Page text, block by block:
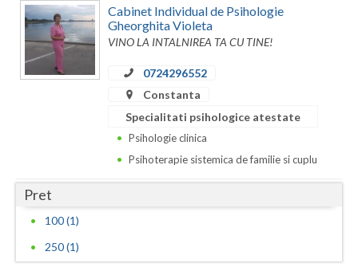
Hunedoara
Ialomita
Iasi
Mures
Olt
Cabinet Individual de Psihologie
Gheorghita Violeta
VINO LA INTALNIREA TA CU TINE!
0724296552
Constanta
Specialitati psihologice atestate
Psihologie clinica
Psihoterapie sistemica de familie si cuplu
Pret
100 (1)
250 (1)